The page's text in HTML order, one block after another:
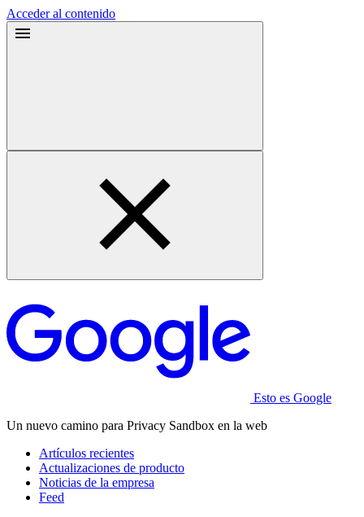
Acceder al contenido
Esto es Google
Un nuevo camino para Privacy Sandbox en la web
Artículos recientes
Actualizaciones de producto
Noticias de la empresa
Feed